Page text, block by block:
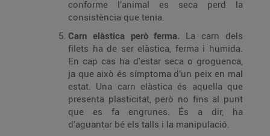
conforme l’animal es seca perd la
consistència que tenia.
Carn elàstica però ferma. La carn dels
filets ha de ser elàstica, ferma i humida.
En cap cas ha d'estar seca o groguenca,
ja que això és símptoma d’un peix en mal
estat. Una carn elàstica és aquella que
presenta plasticitat, però no fins al punt
que es fa engrunes. És a dir, ha
d’aguantar bé els talls i la manipulació.